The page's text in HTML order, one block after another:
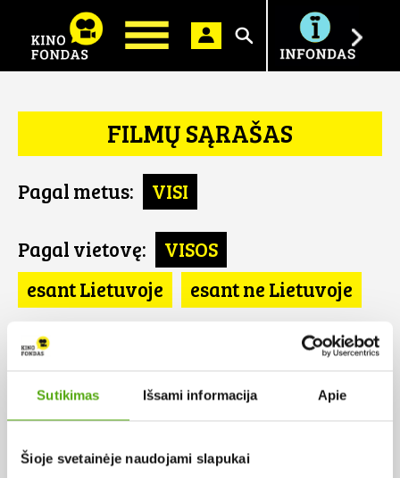
Sutikimas Išsami informacija Apie
Šioje svetainėje naudojami slapukai
Ieškoti
FILMŲ SĄRAŠAS
Pagal metus: VISI
Pagal vietovę:
VISOS
esant Lietuvoje
esant ne Lietuvoje
Pagal šalį:
Kanada
Pagal abėcėlę: